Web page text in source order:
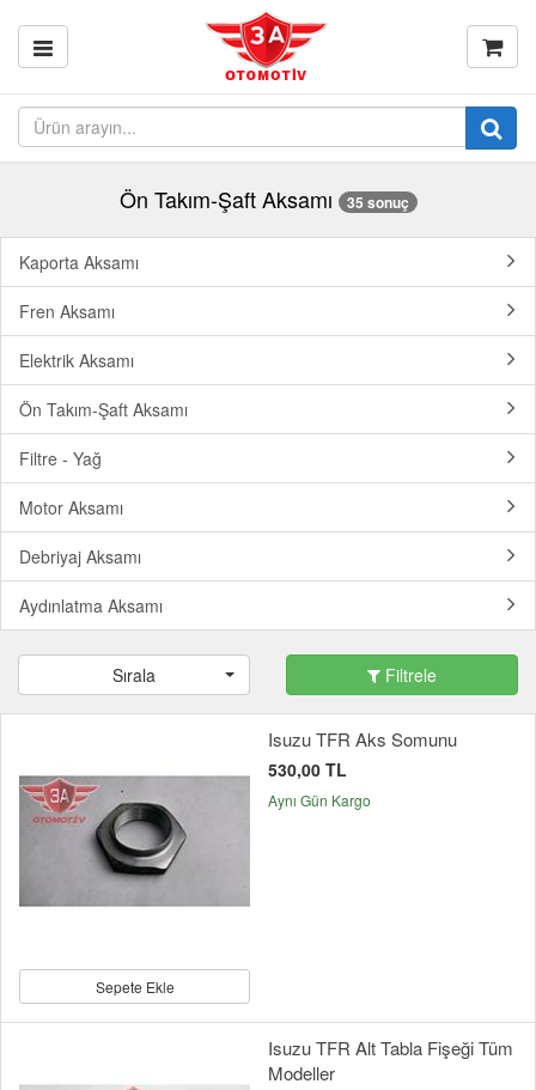
Ön Takım-Şaft Aksamı 35 sonuç
Kaporta Aksamı
Fren Aksamı
Elektrik Aksamı
Ön Takım-Şaft Aksamı
Filtre - Yağ
Motor Aksamı
Debriyaj Aksamı
Aydınlatma Aksamı
Sırala Filtrele
Sepete Ekle
Isuzu TFR Aks Somunu
530,00 TL
Aynı Gün Kargo
Isuzu TFR Alt Tabla Fişeği Tüm
Modeller